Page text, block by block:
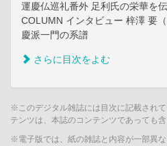
運慶仏巡礼番外 足利氏の栄華を
COLUMN インタビュー 梓澤 要
慶派一門の系譜
さらに目次をよむ
※このデジタル雑誌には目次に記載され
テンツは、本誌のコンテンツであっても
※電子版では、紙の雑誌と内容が一部異